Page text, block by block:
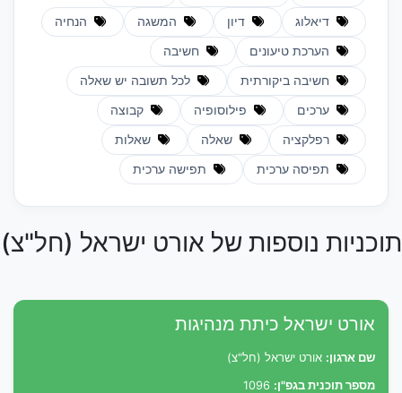
דיאלוג דיון המשגה הנחיה
הערכת טיעונים חשיבה
חשיבה ביקורתית לכל תשובה יש שאלה
ערכים פילוסופיה קבוצה
רפלקציה שאלה שאלות
תפיסה ערכית תפישה ערכית
תוכניות נוספות של אורט ישראל (חל"צ)
אורט ישראל כיתת מנהיגות
שם ארגון: אורט ישראל (חל"צ)
מספר תוכנית בגפ"ן: